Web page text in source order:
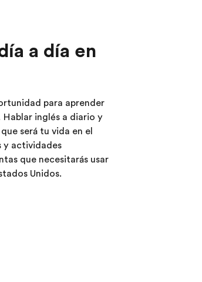
a día en
para aprender
Hablar inglés a diario y
será tu vida en el
y actividades
que necesitarás usar
Unidos.